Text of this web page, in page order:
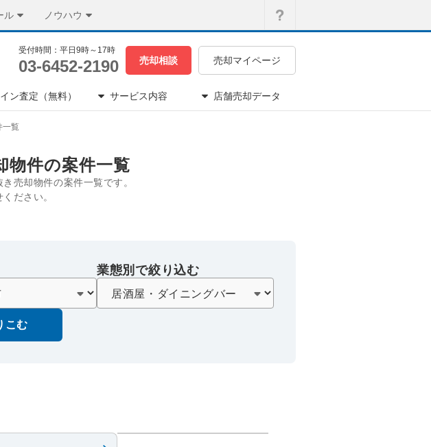
ル ノウハウ
受付時間：平日9時～17時
03-6452-2190 売却相談 売却マイページ
ン査定（無料） サービス内容 店舗売却データ
一覧
物件の案件一覧
売却物件の案件一覧です。
ださい。
業態別で絞り込む
こむ